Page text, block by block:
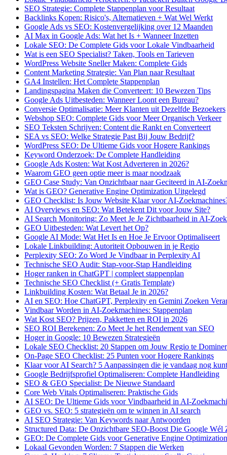
SEO Strategie: Complete Stappenplan voor Resultaat
Backlinks Kopen: Risico's, Alternatieven + Wat Wel Werkt
Google Ads vs SEO: Kostenvergelijking over 12 Maanden
AI Max in Google Ads: Wat het Is + Wanneer Inzetten
Lokale SEO: De Complete Gids voor Lokale Vindbaarheid
Wat is een SEO Specialist? Taken, Tools en Tarieven
WordPress Website Sneller Maken: Complete Gids
Content Marketing Strategie: Van Plan naar Resultaat
GA4 Instellen: Het Complete Stappenplan
Landingspagina Maken die Converteert: 10 Bewezen Tips
Google Ads Uitbesteden: Wanneer Loont een Bureau?
Conversie Optimalisatie: Meer Klanten uit Dezelfde Bezoekers
Webshop SEO: Complete Gids voor Meer Organisch Verkeer
SEO Teksten Schrijven: Content die Rankt en Converteert
SEA vs SEO: Welke Strategie Past Bij Jouw Bedrijf?
WordPress SEO: De Ultieme Gids voor Hogere Rankings
Keyword Onderzoek: De Complete Handleiding
Google Ads Kosten: Wat Kost Adverteren in 2026?
Waarom GEO geen optie meer is maar noodzaak
GEO Case Study: Van Onzichtbaar naar Geciteerd in AI-
Wat is GEO? Generative Engine Optimization Uitgelegd
GEO Checklist: Is Jouw Website Klaar voor AI-
AI Overviews en SEO: Wat Betekent Dit voor Jouw Site?
AI Search Monitoring: Zo Meet Je Je Zichtbaarheid in AI-
GEO Uitbesteden: Wat Levert het Op?
Google AI Mode: Wat Het Is en Hoe Je Ervoor Optimaliseert
Lokale Linkbuilding: Autoriteit Opbouwen in je Regio
Perplexity SEO: Zo Word Je Vindbaar in Perplexity AI
Technische SEO Audit: Stap-voor-Stap Handleiding
Hoger ranken in ChatGPT | compleet stappenplan
Technische SEO Checklist (+ Gratis Template)
Linkbuilding Kosten: Wat Betaal Je in 2026?
AI en SEO: Hoe ChatGPT, Perplexity en Gemini Zoeken
Vindbaar Worden in AI-Zoekmachines: Stappenplan
Wat Kost SEO? Prijzen, Pakketten en ROI in 2026
SEO ROI Berekenen: Zo Meet Je het Rendement van SEO
Hoger in Google: 10 Bewezen Strategieën
Lokale SEO Checklist: 20 Stappen om Jouw Regio te
On-Page SEO Checklist: 25 Punten voor Hogere Rankings
Klaar voor AI Search? 5 Aanpassingen die je vandaag nog
Google Bedrijfsprofiel Optimaliseren: Complete Handleiding
SEO & GEO Specialist: De Nieuwe Standaard
Core Web Vitals Optimaliseren: Praktische Gids
AI SEO: De Ultieme Gids voor Vindbaarheid in AI-
GEO vs. SEO: 5 strategieën om te winnen in AI search
AI SEO Strategie: Van Keywords naar Antwoorden
Structured Data: De Onzichtbare SEO-Boost Die Google Wél
GEO: De Complete Gids voor Generative Engine Optimization
Lokaal Gevonden Worden: 7 Stappen die Werken